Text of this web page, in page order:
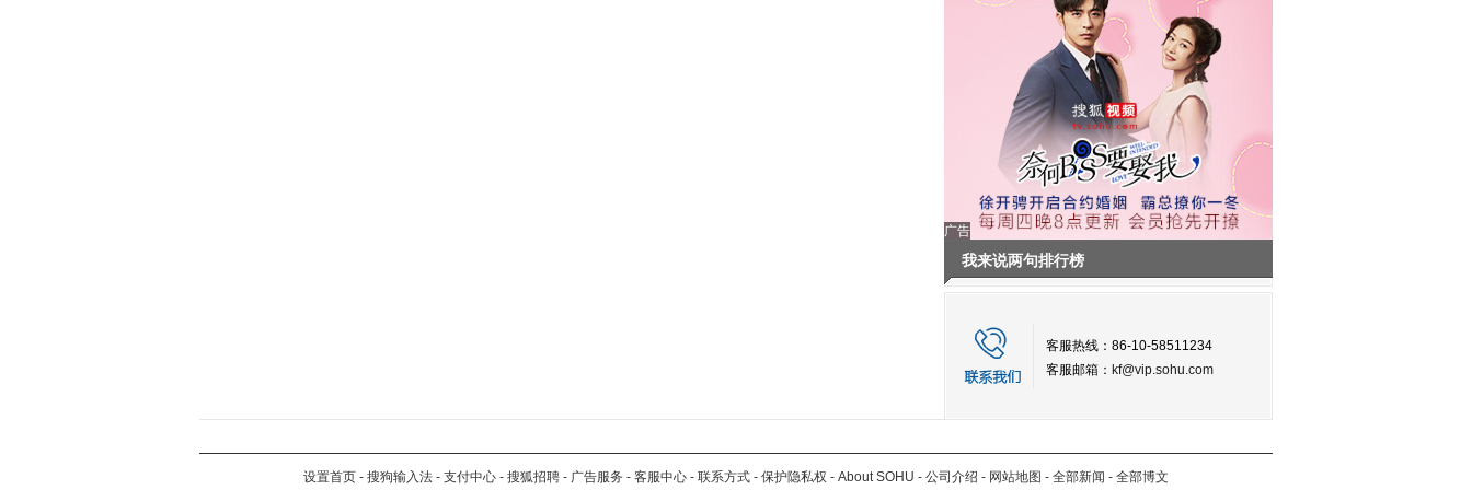
广告
我来说两句排行榜
客服热线：86-10-58511234
客服邮箱： kf@vip.sohu.com
设置首页 - 搜狗输入法 - 支付中心 - 搜狐招聘 - 广告服务 - 客服中心 - 联系方式 - 保护隐私权 - About SOHU - 公司介绍 - 网站地图 - 全部新闻 - 全部博文